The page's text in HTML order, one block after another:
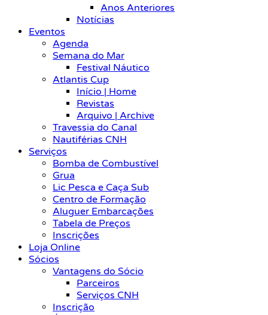
Anos Anteriores
Notícias
Eventos
Agenda
Semana do Mar
Festival Náutico
Atlantis Cup
Início | Home
Revistas
Arquivo | Archive
Travessia do Canal
Nautiférias CNH
Serviços
Bomba de Combustível
Grua
Lic Pesca e Caça Sub
Centro de Formação
Aluguer Embarcações
Tabela de Preços
Inscrições
Loja Online
Sócios
Vantagens do Sócio
Parceiros
Serviços CNH
Inscrição